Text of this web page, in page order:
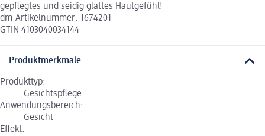
gepflegtes und seidig glattes Hautgefühl!
dm-Artikelnummer: 1674201
GTIN 4103040034144
Produktmerkmale
Produkttyp:
Gesichtspflege
Anwendungsbereich:
Gesicht
Effekt: